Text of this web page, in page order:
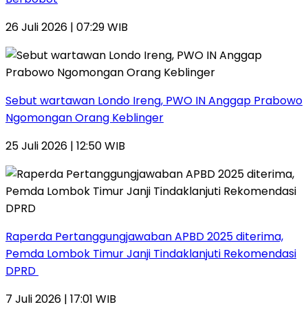
26 Juli 2026 | 07:29 WIB
Sebut wartawan Londo Ireng, PWO IN Anggap Prabowo
Ngomongan Orang Keblinger
25 Juli 2026 | 12:50 WIB
Raperda Pertanggungjawaban APBD 2025 diterima,
Pemda Lombok Timur Janji Tindaklanjuti Rekomendasi
DPRD
7 Juli 2026 | 17:01 WIB